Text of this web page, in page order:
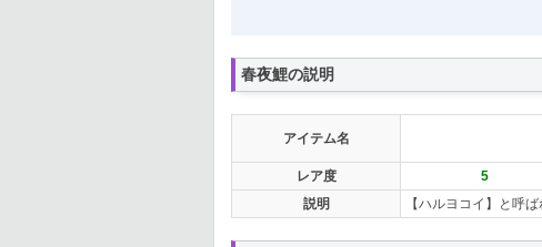
春夜鯉の説明
アイテム名
レア度 5
説明
【ハルヨコイ】と呼